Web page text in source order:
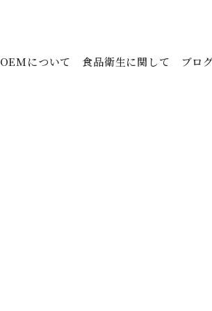
OEMについて 食品衛生に関して ブロ